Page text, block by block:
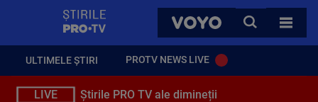
VOYO
CAUTA
TOATE
ULTIMELE ȘTIRI PROTV NEWS LIVE
LIVE Știrile PRO TV ale dimineții